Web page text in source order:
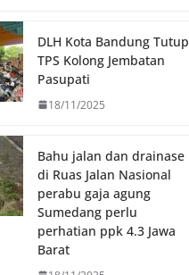
p
k
DLH Kota Bandung Tutup
TPS Kolong Jembatan
Pasupati
18/11/2025
Bahu jalan dan drainase
di Ruas Jalan Nasional
perabu gaja agung
Sumedang perlu
perhatian ppk 4.3 Jawa
Barat